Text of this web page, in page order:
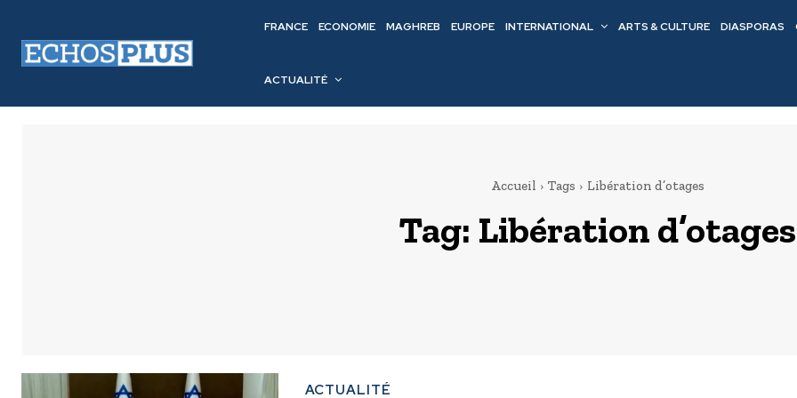
FRANCE ECONOMIE MAGHREB EUROPE INTERNATIONAL ARTS & CULTURE DIASPORAS
ACTUALITÉ
Accueil Tags Libération d’otages
Tag: Libération d’otages
ACTUALITÉ